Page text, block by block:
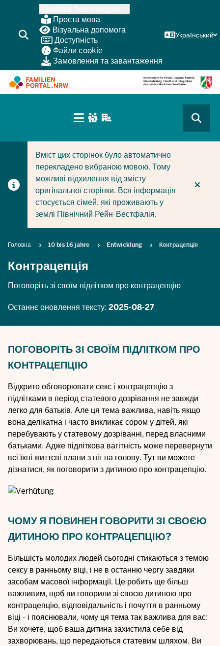
основного
змісту
Проста мова
Візуальна допомога
Доступність
Файли cookie
Замовлення та завантаження
Український
CURRENT SECTION ДЛЯ КОМПАНІЙ/
CURRENT SECTION ДЛЯ СІМЕЙ
(BÜRGERBEREICH
Вміст цих сторінок було автоматично
перекладено вибраною мовою. Тому
можливі відхилення від змісту
оригінальної сторінки. Вся інформація
стосується сімей, які проживають у
землі Північний Рейн-Вестфалія.
Breadcrumb
Головна 10 bis 16 jahre Entwicklung Контрацепція
Контрацепція
Поговоріть зі своїм підлітком про контрацепцію
Останнє оновлення тексту: 2025-08-27
ПОГОВОРІТЬ ЗІ СВОЇМ ПІДЛІТКОМ ПРО
КОНТРАЦЕПЦІЮ
Відкрито обговорювати секс і контрацепцію з
підлітками в період статевого дозрівання не завжди
легко для батьків. Але ця тема важлива, навіть якщо
вона делікатна і часто викликає сором у дітей, які
перебувають у статевому дозріванні, перед власними
батьками. Адже підліткова вагітність може перевернути
всі їхні життєві плани з ніг на голову. Тут ви можете
дізнатися, як поговорити з дитиною про контрацепцію.
ЧОМУ Я ПОВИНЕН ГОВОРИТИ ЗІ СВОЄЮ
ДИТИНОЮ ПРО КОНТРАЦЕПЦІЮ?
Більшість молодих людей сьогодні стикаються з темою
сексу в ранньому віці, і не в останню чергу завдяки
засобам масової інформації. Це робить ще більш
важливим, щоб ви говорили зі своєю дитиною про
контрацепцію, відповідальність і почуття в ранньому
віці - і пояснювали, чому ця тема так важлива для вас:
Ви хочете, щоб ваша дитина захистила себе від
захворювань, що передаються статевим шляхом. Ви